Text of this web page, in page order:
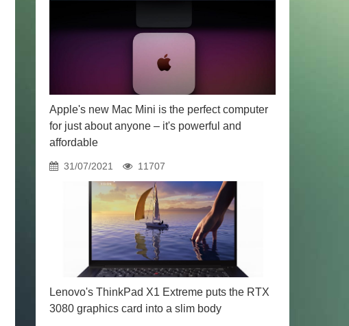
Apple's new Mac Mini is the perfect computer
for just about anyone – it's powerful and
affordable
31/07/2021 11707
Lenovo's ThinkPad X1 Extreme puts the RTX
3080 graphics card into a slim body